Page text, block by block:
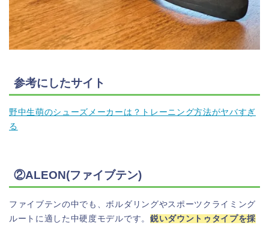
参考にしたサイト
野中生萌のシューズメーカーは？トレーニング方法がヤバすぎ
る
②ALEON(ファイブテン)
ファイブテンの中でも、ボルダリングやスポーツクライミング
ルートに適した中硬度モデルです。 鋭いダウントゥタイプを採